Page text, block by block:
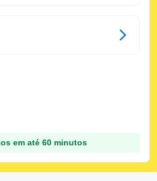
em até 60 minutos